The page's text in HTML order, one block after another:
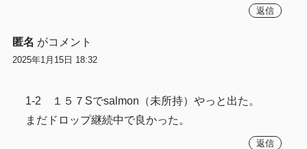
返信
匿名 がコメント
2025年1月15日 18:32
1-2 １５７Sでsalmon（未所持）やっと出た。
まだドロップ継続中で良かった。
返信